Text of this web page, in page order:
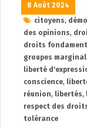
8 Août 2024
citoyens,
des opinions,
droits
groupes
liberté
conscience,
réunion, libertés,
respect des
tolérance